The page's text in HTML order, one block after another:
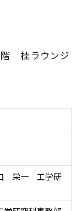
階 桂ラウンジ
栄一 工学研